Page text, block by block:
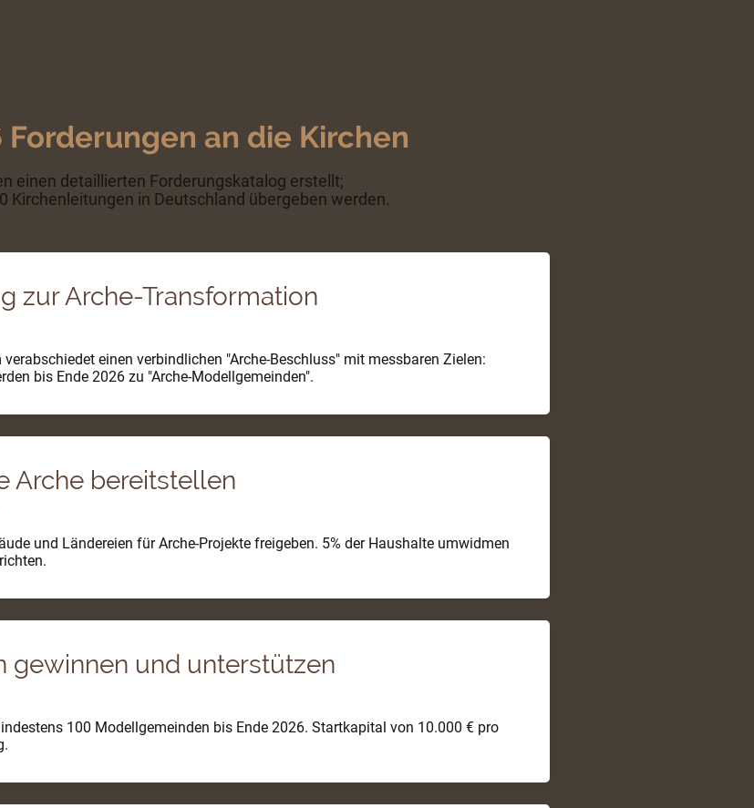
Forderungen an die Kirchen
einen detaillierten Forderungskatalog erstellt;
Kirchenleitungen in Deutschland übergeben werden.
zur Arche-Transformation
einen verbindlichen "Arche-Beschluss" mit messbaren Zielen:
bis Ende 2026 zu "Arche-Modellgemeinden".
Arche bereitstellen
und Ländereien für Arche-Projekte freigeben. 5% der Haushalte umwidmen
gewinnen und unterstützen
100 Modellgemeinden bis Ende 2026. Startkapital von 10.000 € pro